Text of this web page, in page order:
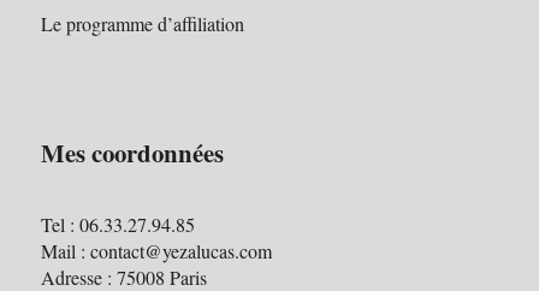
Le programme d’affiliation
Mes coordonnées
Tel : 06.33.27.94.85
Mail : contact@yezalucas.com
Adresse : 75008 Paris